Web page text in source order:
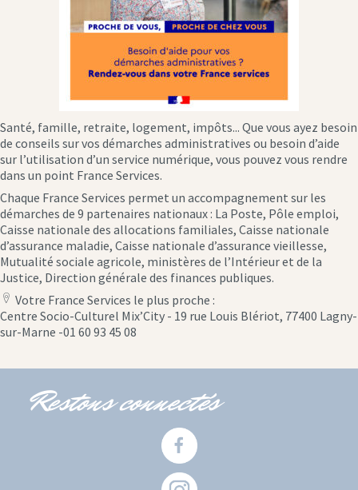
Santé, famille, retraite, logement, impôts... Que vous ayez besoin
de conseils sur vos démarches administratives ou besoin d’aide
sur l’utilisation d’un service numérique, vous pouvez vous rendre
dans un point France Services.
Chaque France Services permet un accompagnement sur les
démarches de 9 partenaires nationaux : La Poste, Pôle emploi,
Caisse nationale des allocations familiales, Caisse nationale
d’assurance maladie, Caisse nationale d’assurance vieillesse,
Mutualité sociale agricole, ministères de l’Intérieur et de la
Justice, Direction générale des finances publiques.
location
icon
Votre France Services le plus proche :
Centre Socio-Culturel Mix’City - 19 rue Louis Blériot, 77400 Lagny-
sur-Marne -01 60 93 45 08
Restons connectés